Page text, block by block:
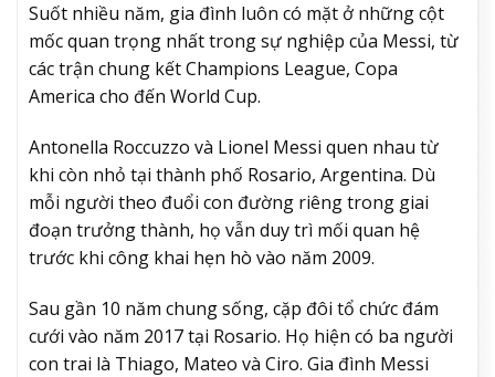
Suốt nhiều năm, gia đình luôn có mặt ở những cột
mốc quan trọng nhất trong sự nghiệp của Messi, từ
các trận chung kết Champions League, Copa
America cho đến World Cup.
Antonella Roccuzzo và Lionel Messi quen nhau từ
khi còn nhỏ tại thành phố Rosario, Argentina. Dù
mỗi người theo đuổi con đường riêng trong giai
đoạn trưởng thành, họ vẫn duy trì mối quan hệ
trước khi công khai hẹn hò vào năm 2009.
Sau gần 10 năm chung sống, cặp đôi tổ chức đám
cưới vào năm 2017 tại Rosario. Họ hiện có ba người
con trai là Thiago, Mateo và Ciro. Gia đình Messi